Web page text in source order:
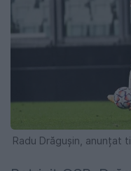
Radu Drăguşin, anunțat